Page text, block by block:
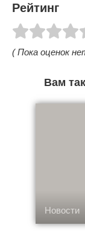
Рейтинг
( Пока оценок
Вам
Новости